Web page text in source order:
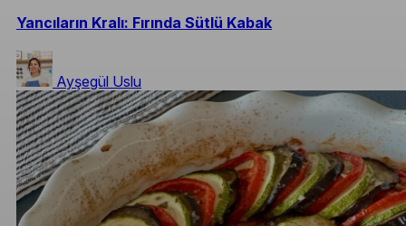
Yancıların Kralı: Fırında Sütlü Kabak
Ayşegül Uslu